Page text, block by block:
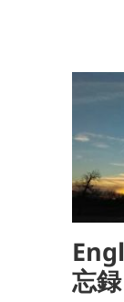
忘録